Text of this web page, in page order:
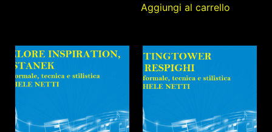
Aggiungi al carrello